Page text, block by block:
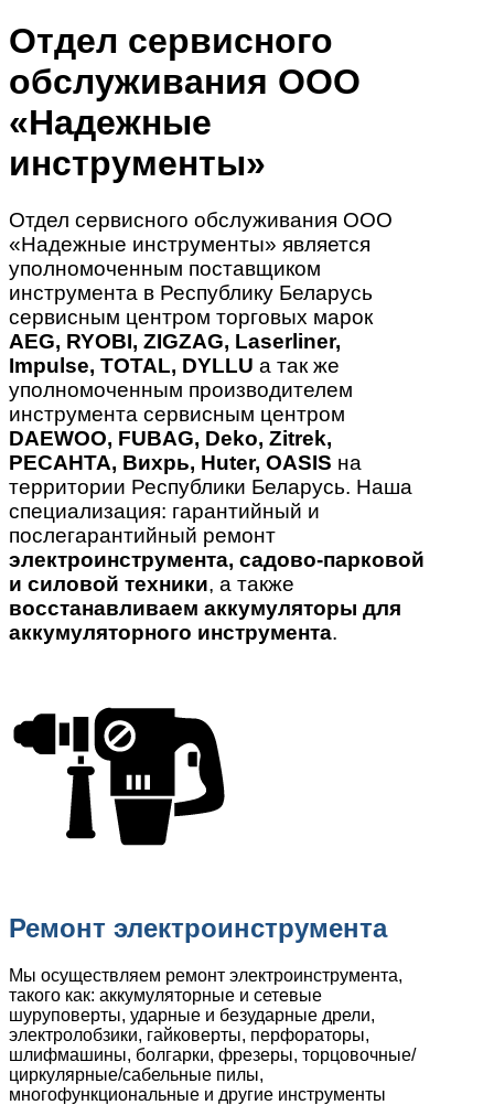
Отдел сервисного
обслуживания ООО
«Надежные
инструменты»
Отдел сервисного обслуживания ООО
«Надежные инструменты» является
уполномоченным поставщиком
инструмента в Республику Беларусь
сервисным центром торговых марок
AEG, RYOBI, ZIGZAG, Laserliner,
Impulse, TOTAL, DYLLU а так же
уполномоченным производителем
инструмента сервисным центром
DAEWOO, FUBAG, Deko, Zitrek,
РЕСАНТА, Вихрь, Huter, OASIS на
территории Республики Беларусь. Наша
специализация: гарантийный и
послегарантийный ремонт
электроинструмента, садово-парковой
и силовой техники, а также
восстанавливаем аккумуляторы для
аккумуляторного инструмента.
Ремонт электроинструмента
Мы осуществляем ремонт электроинструмента,
такого как: аккумуляторные и сетевые
шуруповерты, ударные и безударные дрели,
электролобзики, гайковерты, перфораторы,
шлифмашины, болгарки, фрезеры, торцовочные/
циркулярные/сабельные пилы,
многофункциональные и другие инструменты